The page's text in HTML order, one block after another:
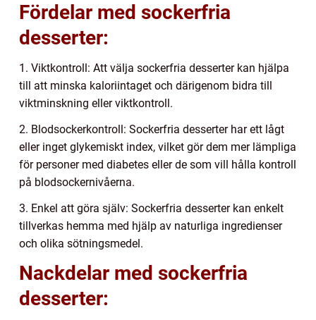
Fördelar med sockerfria
desserter:
1. Viktkontroll: Att välja sockerfria desserter kan hjälpa
till att minska kaloriintaget och därigenom bidra till
viktminskning eller viktkontroll.
2. Blodsockerkontroll: Sockerfria desserter har ett lågt
eller inget glykemiskt index, vilket gör dem mer lämpliga
för personer med diabetes eller de som vill hålla kontroll
på blodsockernivåerna.
3. Enkel att göra själv: Sockerfria desserter kan enkelt
tillverkas hemma med hjälp av naturliga ingredienser
och olika sötningsmedel.
Nackdelar med sockerfria
desserter: